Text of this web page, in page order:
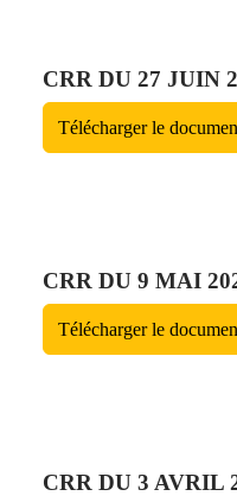
CRR DU 27 JUIN
Télécharger le
CRR DU 9 MAI
Télécharger le
CRR DU 3 AVRIL